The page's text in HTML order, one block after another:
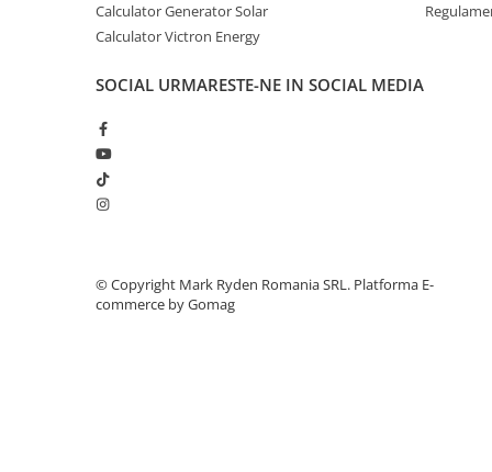
Lichidare stoc
Calculator Generator Solar
Calculator Victron Energy
SOCIAL URMARESTE-NE IN SOCIAL MEDIA
©️ Copyright Mark Ryden Romania SRL. Platforma E-
commerce by Gomag